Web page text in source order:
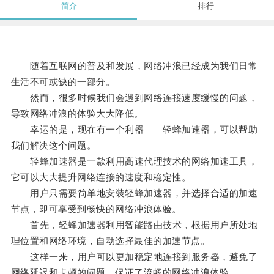
简介 排行
随着互联网的普及和发展，网络冲浪已经成为我们日常
生活不可或缺的一部分。
然而，很多时候我们会遇到网络连接速度缓慢的问题，
导致网络冲浪的体验大大降低。
幸运的是，现在有一个利器——轻蜂加速器，可以帮助
我们解决这个问题。
轻蜂加速器是一款利用高速代理技术的网络加速工具，
它可以大大提升网络连接的速度和稳定性。
用户只需要简单地安装轻蜂加速器，并选择合适的加速
节点，即可享受到畅快的网络冲浪体验。
首先，轻蜂加速器利用智能路由技术，根据用户所处地
理位置和网络环境，自动选择最佳的加速节点。
这样一来，用户可以更加稳定地连接到服务器，避免了